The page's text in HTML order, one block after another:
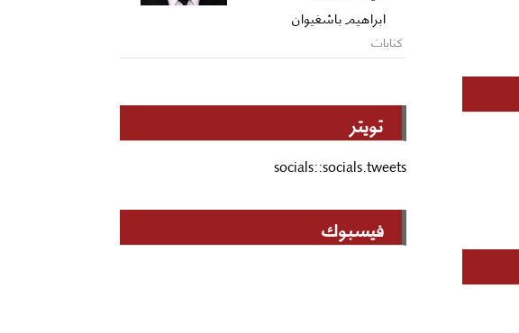
ابراهيم باشغيوان
كتابات
تويتر
socials::socials.tweets
فيسبوك